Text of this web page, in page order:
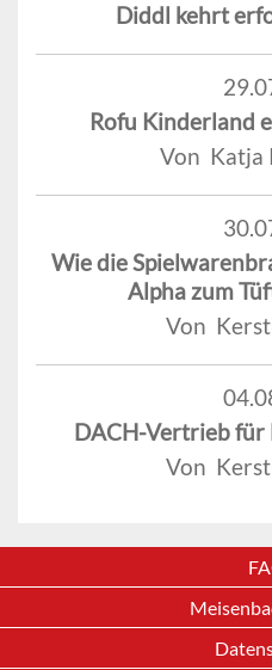
Diddl kehrt
Rofu Kinderland
Von Katja
Wie die
Alpha zum
Von
DACH-Vertrieb für
Von